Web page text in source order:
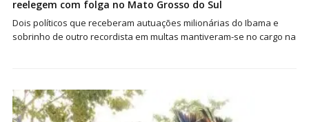
reelegem com folga no Mato Grosso do Sul
Dois políticos que receberam autuações milionárias do Ibama e
sobrinho de outro recordista em multas mantiveram-se no cargo na